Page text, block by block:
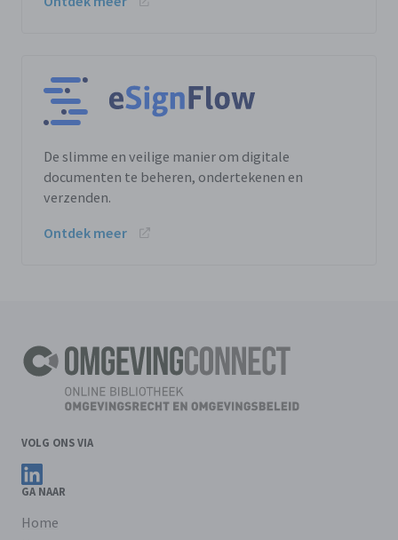
De slimme en veilige manier om digitale
documenten te beheren, ondertekenen en
verzenden.
Ontdek meer
VOLG ONS VIA
Volg ons op LinkedIn
GA NAAR
Home